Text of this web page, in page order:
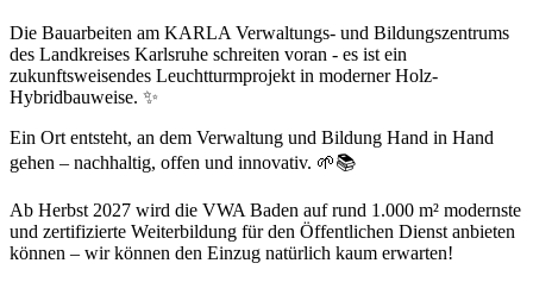
Die Bauarbeiten am KARLA Verwaltungs- und Bildungszentrums
des Landkreises Karlsruhe schreiten voran - es ist ein
zukunftsweisendes Leuchtturmprojekt in moderner Holz-
Hybridbauweise. ✨
Ein Ort entsteht, an dem Verwaltung und Bildung Hand in Hand
gehen – nachhaltig, offen und innovativ. 🌱📚
Ab Herbst 2027 wird die VWA Baden auf rund 1.000 m² modernste
und zertifizierte Weiterbildung für den Öffentlichen Dienst anbieten
können – wir können den Einzug natürlich kaum erwarten!